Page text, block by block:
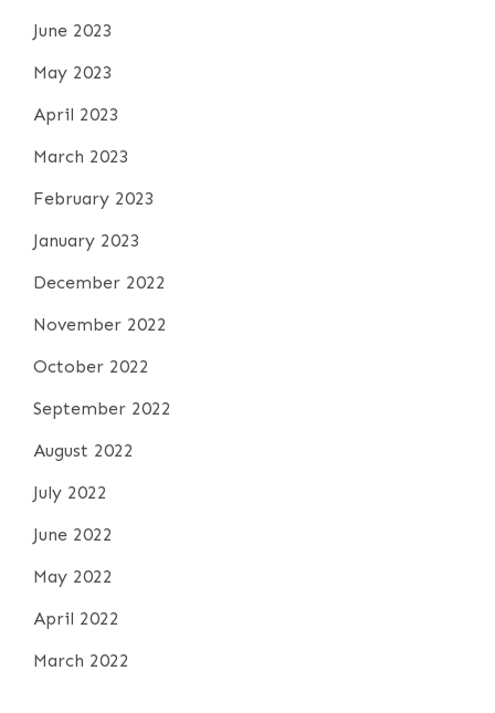
June 2023
May 2023
April 2023
March 2023
February 2023
January 2023
December 2022
November 2022
October 2022
September 2022
August 2022
July 2022
June 2022
May 2022
April 2022
March 2022